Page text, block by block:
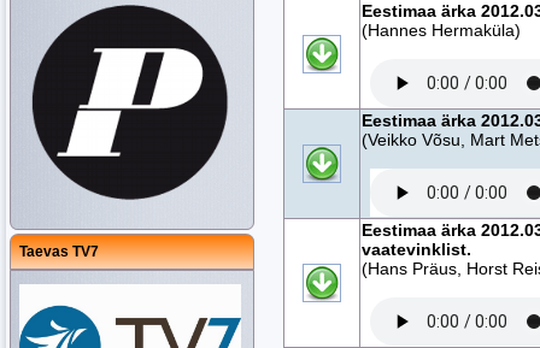
Taevas TV7
Eestimaa ärka
(Hannes Hermaküla)
Eestimaa ärka
(Veikko Võsu, Mart
Eestimaa ärka
vaatevinklist.
(Hans Präus, Horst